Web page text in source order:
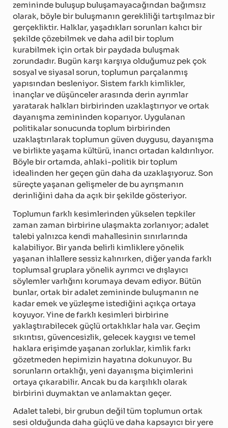
zemininde buluşup buluşamayacağından bağımsız
olarak, böyle bir buluşmanın gerekliliği tartışılmaz bir
gerçekliktir. Halklar, yaşadıkları sorunları kalıcı bir
şekilde çözebilmek ve daha adil bir toplum
kurabilmek için ortak bir paydada buluşmak
zorundadır. Bugün karşı karşıya olduğumuz pek çok
sosyal ve siyasal sorun, toplumun parçalanmış
yapısından besleniyor. Sistem farklı kimlikler,
inançlar ve düşünceler arasında derin ayrımlar
yaratarak halkları birbirinden uzaklaştırıyor ve ortak
dayanışma zemininden koparıyor. Uygulanan
politikalar sonucunda toplum birbirinden
uzaklaştırılarak toplumun güven duygusu, dayanışma
ve birlikte yaşama kültürü, inancı ortadan kaldırılıyor.
Böyle bir ortamda, ahlaki-politik bir toplum
idealinden her geçen gün daha da uzaklaşıyoruz. Son
süreçte yaşanan gelişmeler de bu ayrışmanın
derinliğini daha da açık bir şekilde gösteriyor.
Toplumun farklı kesimlerinden yükselen tepkiler
zaman zaman birbirine ulaşmakta zorlanıyor; adalet
talebi yalnızca kendi mahallesinin sınırlarında
kalabiliyor. Bir yanda belirli kimliklere yönelik
yaşanan ihlallere sessiz kalınırken, diğer yanda farklı
toplumsal gruplara yönelik ayrımcı ve dışlayıcı
söylemler varlığını korumaya devam ediyor. Bütün
bunlar, ortak bir adalet zemininde buluşmanın ne
kadar emek ve yüzleşme istediğini açıkça ortaya
koyuyor. Yine de farklı kesimleri birbirine
yaklaştırabilecek güçlü ortaklıklar hala var. Geçim
sıkıntısı, güvencesizlik, gelecek kaygısı ve temel
haklara erişimde yaşanan zorluklar, kimlik farkı
gözetmeden hepimizin hayatına dokunuyor. Bu
sorunların ortaklığı, yeni dayanışma biçimlerini
ortaya çıkarabilir. Ancak bu da karşılıklı olarak
birbirini duymaktan ve anlamaktan geçer.
Adalet talebi, bir grubun değil tüm toplumun ortak
sesi olduğunda daha güçlü ve daha kapsayıcı bir yere